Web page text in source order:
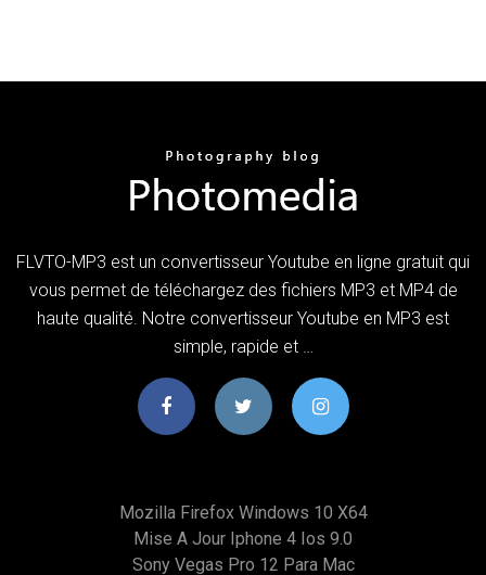
FLVTO-MP3 est un convertisseur Youtube en ligne gratuit qui
vous permet de téléchargez des fichiers MP3 et MP4 de
haute qualité. Notre convertisseur Youtube en MP3 est
simple, rapide et …
Mozilla Firefox Windows 10 X64
Mise A Jour Iphone 4 Ios 9.0
Sony Vegas Pro 12 Para Mac